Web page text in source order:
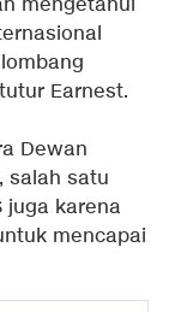
Earnest.
Dewan
salah satu
juga karena
mencapai